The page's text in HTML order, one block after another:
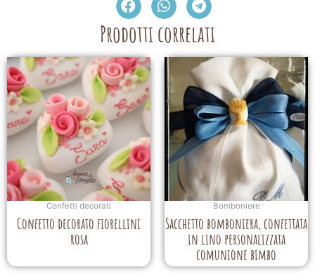
Prodotti correlati
Confetti decorati
Confetto decorato fiorellini
rosa
Bomboniere
Sacchetto bomboniera, confettata
in lino personalizzata
comunione bimbo